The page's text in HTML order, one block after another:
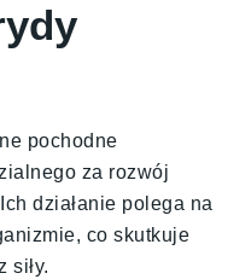
pochodne
za rozwój
działanie polega na
co skutkuje
siły.